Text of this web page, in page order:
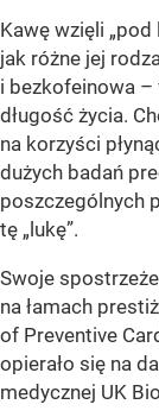
Kawę wzięli
jak różne jej
i bezkofeinowa –
długość życia.
na korzyści
dużych badań
poszczególnych
tę „lukę”.
Swoje
na łamach
of Preventive
opierało się na
medycznej UK